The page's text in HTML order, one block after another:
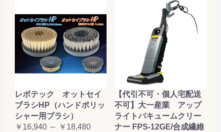
レボテック オットセイ
ブラシHP（ハンドポリッ
シャー用ブラシ）
￥16,940 ～ ￥18,480
【代引不可・個人宅配送
不可】大一産業 アップ
ライトバキュームクリー
ナー FPS-12GE/合成繊維